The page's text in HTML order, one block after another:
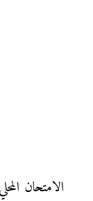
الامتحان